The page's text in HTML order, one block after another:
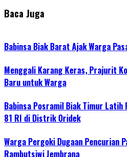
Baca Juga
Babinsa Biak Barat Ajak Warga
Menggali Karang Keras, Prajurit
Baru untuk Warga
Babinsa Posramil Biak Timur Latih
81 RI di Distrik Oridek
Warga Pergoki Dugaan Pencurian
Rambutsiwi Jembrana